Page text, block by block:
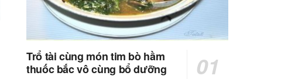
Trổ tài cùng món tim bò hầm
thuốc bắc vô cùng bổ dưỡng